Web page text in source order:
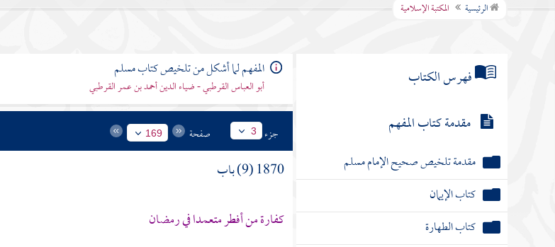
الرئيسية المكتبة الإسلامية
فهرس الكتاب
مقدمة كتاب المفهم
مقدمة تلخيص صحيح الإمام مسلم
كتاب الإيمان
كتاب الطهارة
المفهم لما أشكل من تلخيص كتاب مسلم
أبو العباس القرطبي - ضياء الدين أحمد بن عمر القرطبي
جزء 3 صفحة 169
1870 (9) باب
كفارة من أفطر متعمدا في رمضان